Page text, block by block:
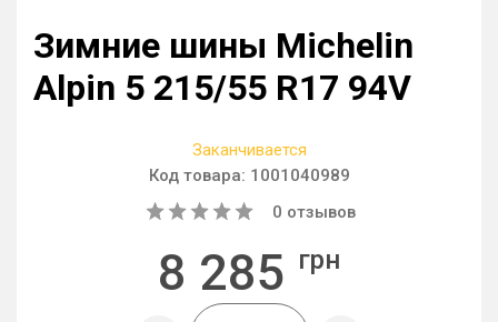
Зимние шины Michelin
Alpin 5 215/55 R17 94V
Заканчивается
Код товара: 1001040989
0 отзывов
8 285 грн